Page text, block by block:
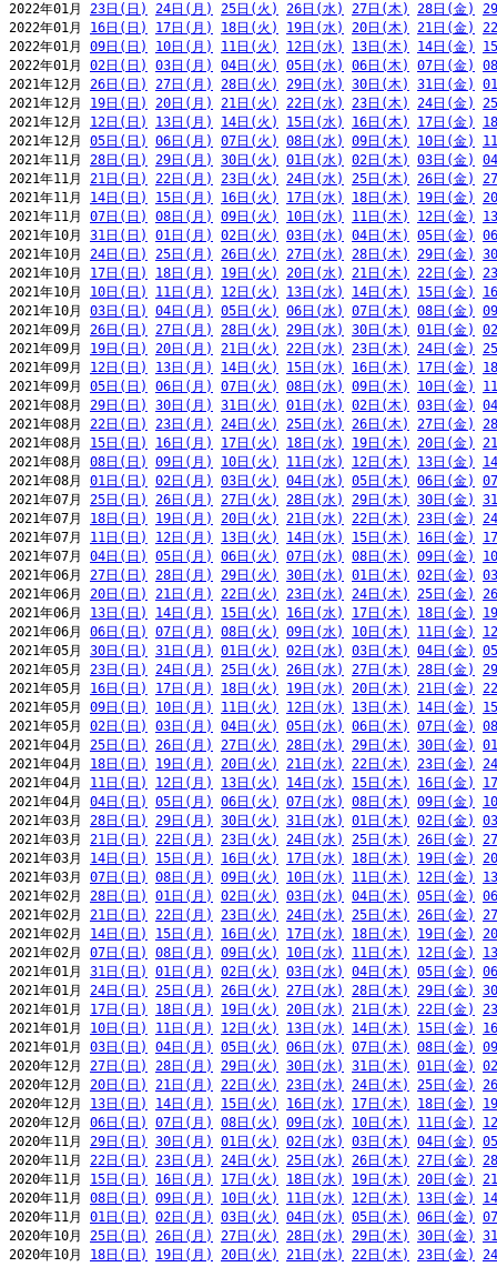
2022年01月 23日(日) 24日(月) 25日(火) 26日(水) 27日(木) 28日(金)
2022年01月 16日(日) 17日(月) 18日(火) 19日(水) 20日(木) 21日(金)
2022年01月 09日(日) 10日(月) 11日(火) 12日(水) 13日(木) 14日(金)
2022年01月 02日(日) 03日(月) 04日(火) 05日(水) 06日(木) 07日(金)
2021年12月 26日(日) 27日(月) 28日(火) 29日(水) 30日(木) 31日(金)
2021年12月 19日(日) 20日(月) 21日(火) 22日(水) 23日(木) 24日(金)
2021年12月 12日(日) 13日(月) 14日(火) 15日(水) 16日(木) 17日(金)
2021年12月 05日(日) 06日(月) 07日(火) 08日(水) 09日(木) 10日(金)
2021年11月 28日(日) 29日(月) 30日(火) 01日(水) 02日(木) 03日(金)
2021年11月 21日(日) 22日(月) 23日(火) 24日(水) 25日(木) 26日(金)
2021年11月 14日(日) 15日(月) 16日(火) 17日(水) 18日(木) 19日(金)
2021年11月 07日(日) 08日(月) 09日(火) 10日(水) 11日(木) 12日(金)
2021年10月 31日(日) 01日(月) 02日(火) 03日(水) 04日(木) 05日(金)
2021年10月 24日(日) 25日(月) 26日(火) 27日(水) 28日(木) 29日(金)
2021年10月 17日(日) 18日(月) 19日(火) 20日(水) 21日(木) 22日(金)
2021年10月 10日(日) 11日(月) 12日(火) 13日(水) 14日(木) 15日(金)
2021年10月 03日(日) 04日(月) 05日(火) 06日(水) 07日(木) 08日(金)
2021年09月 26日(日) 27日(月) 28日(火) 29日(水) 30日(木) 01日(金)
2021年09月 19日(日) 20日(月) 21日(火) 22日(水) 23日(木) 24日(金)
2021年09月 12日(日) 13日(月) 14日(火) 15日(水) 16日(木) 17日(金)
2021年09月 05日(日) 06日(月) 07日(火) 08日(水) 09日(木) 10日(金)
2021年08月 29日(日) 30日(月) 31日(火) 01日(水) 02日(木) 03日(金)
2021年08月 22日(日) 23日(月) 24日(火) 25日(水) 26日(木) 27日(金)
2021年08月 15日(日) 16日(月) 17日(火) 18日(水) 19日(木) 20日(金)
2021年08月 08日(日) 09日(月) 10日(火) 11日(水) 12日(木) 13日(金)
2021年08月 01日(日) 02日(月) 03日(火) 04日(水) 05日(木) 06日(金)
2021年07月 25日(日) 26日(月) 27日(火) 28日(水) 29日(木) 30日(金)
2021年07月 18日(日) 19日(月) 20日(火) 21日(水) 22日(木) 23日(金)
2021年07月 11日(日) 12日(月) 13日(火) 14日(水) 15日(木) 16日(金)
2021年07月 04日(日) 05日(月) 06日(火) 07日(水) 08日(木) 09日(金)
2021年06月 27日(日) 28日(月) 29日(火) 30日(水) 01日(木) 02日(金)
2021年06月 20日(日) 21日(月) 22日(火) 23日(水) 24日(木) 25日(金)
2021年06月 13日(日) 14日(月) 15日(火) 16日(水) 17日(木) 18日(金)
2021年06月 06日(日) 07日(月) 08日(火) 09日(水) 10日(木) 11日(金)
2021年05月 30日(日) 31日(月) 01日(火) 02日(水) 03日(木) 04日(金)
2021年05月 23日(日) 24日(月) 25日(火) 26日(水) 27日(木) 28日(金)
2021年05月 16日(日) 17日(月) 18日(火) 19日(水) 20日(木) 21日(金)
2021年05月 09日(日) 10日(月) 11日(火) 12日(水) 13日(木) 14日(金)
2021年05月 02日(日) 03日(月) 04日(火) 05日(水) 06日(木) 07日(金)
2021年04月 25日(日) 26日(月) 27日(火) 28日(水) 29日(木) 30日(金)
2021年04月 18日(日) 19日(月) 20日(火) 21日(水) 22日(木) 23日(金)
2021年04月 11日(日) 12日(月) 13日(火) 14日(水) 15日(木) 16日(金)
2021年04月 04日(日) 05日(月) 06日(火) 07日(水) 08日(木) 09日(金)
2021年03月 28日(日) 29日(月) 30日(火) 31日(水) 01日(木) 02日(金)
2021年03月 21日(日) 22日(月) 23日(火) 24日(水) 25日(木) 26日(金)
2021年03月 14日(日) 15日(月) 16日(火) 17日(水) 18日(木) 19日(金)
2021年03月 07日(日) 08日(月) 09日(火) 10日(水) 11日(木) 12日(金)
2021年02月 28日(日) 01日(月) 02日(火) 03日(水) 04日(木) 05日(金)
2021年02月 21日(日) 22日(月) 23日(火) 24日(水) 25日(木) 26日(金)
2021年02月 14日(日) 15日(月) 16日(火) 17日(水) 18日(木) 19日(金)
2021年02月 07日(日) 08日(月) 09日(火) 10日(水) 11日(木) 12日(金)
2021年01月 31日(日) 01日(月) 02日(火) 03日(水) 04日(木) 05日(金)
2021年01月 24日(日) 25日(月) 26日(火) 27日(水) 28日(木) 29日(金)
2021年01月 17日(日) 18日(月) 19日(火) 20日(水) 21日(木) 22日(金)
2021年01月 10日(日) 11日(月) 12日(火) 13日(水) 14日(木) 15日(金)
2021年01月 03日(日) 04日(月) 05日(火) 06日(水) 07日(木) 08日(金)
2020年12月 27日(日) 28日(月) 29日(火) 30日(水) 31日(木) 01日(金)
2020年12月 20日(日) 21日(月) 22日(火) 23日(水) 24日(木) 25日(金)
2020年12月 13日(日) 14日(月) 15日(火) 16日(水) 17日(木) 18日(金)
2020年12月 06日(日) 07日(月) 08日(火) 09日(水) 10日(木) 11日(金)
2020年11月 29日(日) 30日(月) 01日(火) 02日(水) 03日(木) 04日(金)
2020年11月 22日(日) 23日(月) 24日(火) 25日(水) 26日(木) 27日(金)
2020年11月 15日(日) 16日(月) 17日(火) 18日(水) 19日(木) 20日(金)
2020年11月 08日(日) 09日(月) 10日(火) 11日(水) 12日(木) 13日(金)
2020年11月 01日(日) 02日(月) 03日(火) 04日(水) 05日(木) 06日(金)
2020年10月 25日(日) 26日(月) 27日(火) 28日(水) 29日(木) 30日(金)
2020年10月 18日(日) 19日(月) 20日(火) 21日(水) 22日(木) 23日(金)